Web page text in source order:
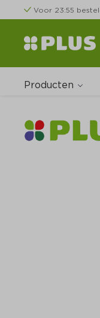
Voor 23:55
Producten